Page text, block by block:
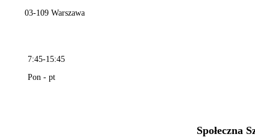
03-109 Warszawa
7:45-15:45
Pon - pt
Społeczna